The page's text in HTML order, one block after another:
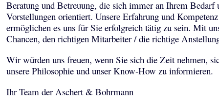
Beratung und Betreuung, die sich immer an Ihrem Bedarf
Vorstellungen orientiert. Unsere Erfahrung und Kompetenz
ermöglichen es uns für Sie erfolgreich tätig zu sein. Mit
Chancen, den richtigen Mitarbeiter / die richtige
Wir würden uns freuen, wenn Sie sich die Zeit nehmen,
unsere Philosophie und unser Know-How zu informieren.
Ihr Team der Aschert & Bohrmann